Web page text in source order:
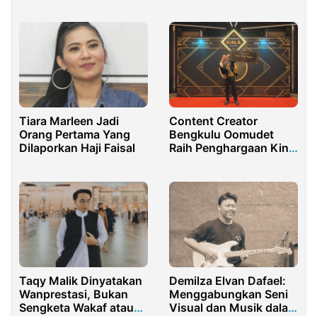
Tiara Marleen Jadi
Orang Pertama Yang
Dilaporkan Haji Faisal
Content Creator
Bengkulu Oomudet
Raih Penghargaan King
Taqy Malik Dinyatakan
Wanprestasi, Bukan
Sengketa Wakaf atau
Demilza Elvan Dafael:
Menggabungkan Seni
Visual dan Musik dalam